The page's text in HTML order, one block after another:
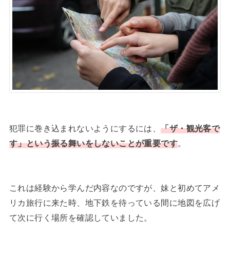
犯罪に巻き込まれないようにするには、「ザ・観光客で
す」という振る舞いをしないことが重要です。
これは経験から学んだ内容なのですが、妹と初めてアメ
リカ旅行に来た時、地下鉄を待っている間に地図を広げ
て次に行く場所を確認していました。